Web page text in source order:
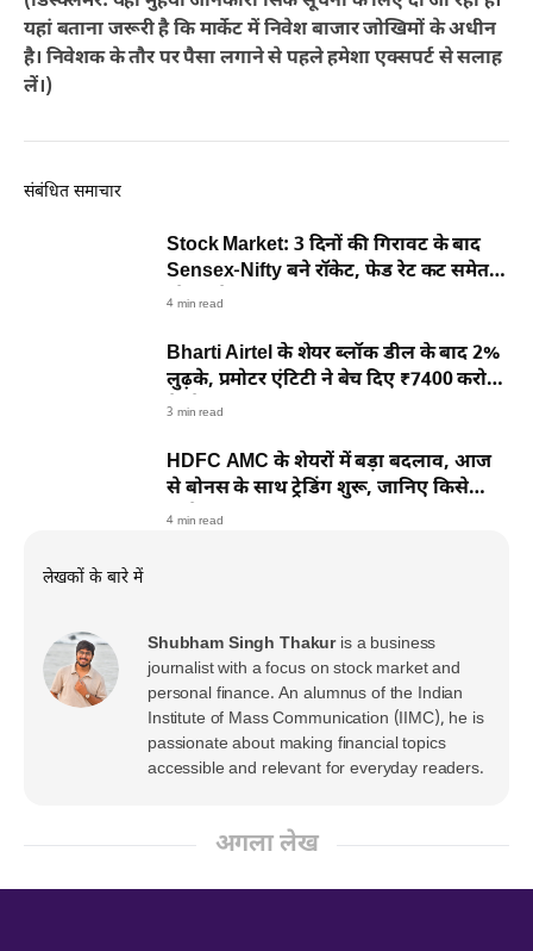
यहां बताना जरूरी है कि मार्केट में निवेश बाजार जोखिमों के अधीन
है। निवेशक के तौर पर पैसा लगाने से पहले हमेशा एक्सपर्ट से सलाह
लें।)
संबंधित समाचार
Stock Market: 3 दिनों की गिरावट के बाद
Sensex-Nifty बने रॉकेट, फेड रेट कट समेत ये
रहे 6 बड़े कारण
4 min read
Bharti Airtel के शेयर ब्लॉक डील के बाद 2%
लुढ़के, प्रमोटर एंटिटी ने बेच दिए ₹7400 करोड़
के शेयर
3 min read
HDFC AMC के शेयरों में बड़ा बदलाव, आज
से बोनस के साथ ट्रेडिंग शुरू, जानिए किसे
मिलेगा फायदा
4 min read
लेखकों के बारे में
Shubham Singh Thakur is a business
journalist with a focus on stock market and
personal finance. An alumnus of the Indian
Institute of Mass Communication (IIMC), he is
passionate about making financial topics
accessible and relevant for everyday readers.
अगला लेख